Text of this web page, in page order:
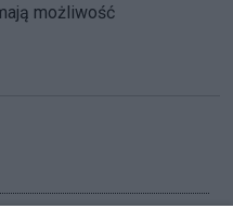
możliwość